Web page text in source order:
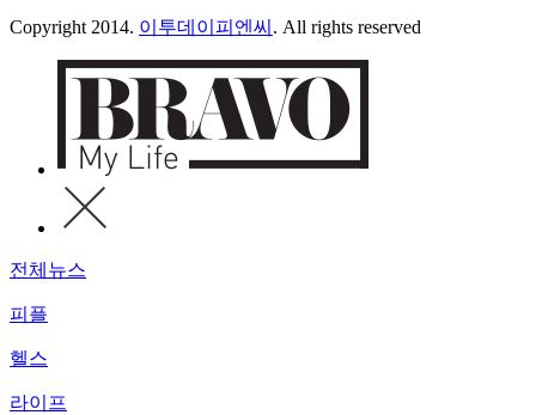
Copyright 2014. 이투데이피엔씨 . All rights reserved
전체뉴스
피플
헬스
라이프